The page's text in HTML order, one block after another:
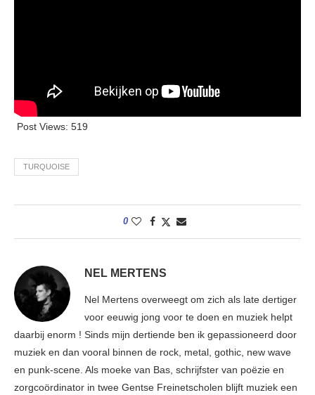
Post Views: 519
TURQUOISE
0
NEL MERTENS
Nel Mertens overweegt om zich als late dertiger
voor eeuwig jong voor te doen en muziek helpt
daarbij enorm ! Sinds mijn dertiende ben ik gepassioneerd door
muziek en dan vooral binnen de rock, metal, gothic, new wave
en punk-scene. Als moeke van Bas, schrijfster van poëzie en
zorgcoördinator in twee Gentse Freinetscholen blijft muziek een